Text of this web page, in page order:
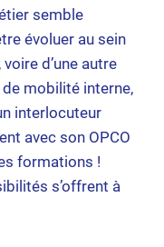
semble
évoluer au sein
d’une autre
mobilité interne,
interlocuteur
avec son OPCO
formations !
s’offrent à